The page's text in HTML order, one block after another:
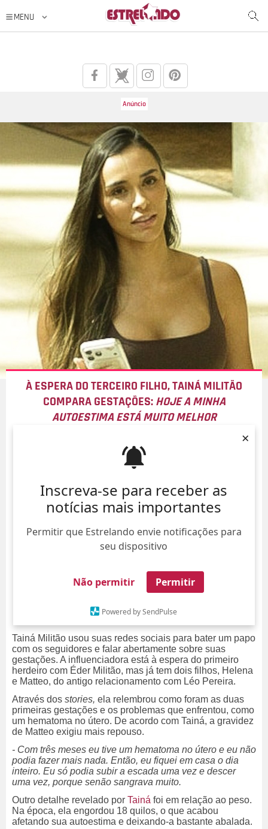
Inscreva-se para receber as
notícias mais importantes
Permitir que Estrelando envie notificações para
seu dispositivo
Não permitir Permitir
Powered by SendPulse
×
À ESPERA DO TERCEIRO FILHO, TAINÁ MILITÃO
COMPARA GESTAÇÕES:HOJE A MINHA
AUTOESTIMA ESTÁ MUITO MELHOR
Tainá Militão usou suas redes sociais para bater um papo
com os seguidores e falar abertamente sobre suas
gestações. A influenciadora está à espera do primeiro
herdeiro com Éder Militão, mas já tem dois filhos, Helena
e Matteo, do antigo relacionamento com Léo Pereira.
Através dos stories, ela relembrou como foram as duas
primeiras gestações e os problemas que enfrentou, como
um hematoma no útero. De acordo com Tainá, a gravidez
de Matteo exigiu mais repouso.
- Com três meses eu tive um hematoma no útero e eu não
podia fazer mais nada. Então, eu fiquei em casa o dia
inteiro. Eu só podia subir a escada uma vez e descer
uma vez, porque senão sangrava muito.
Outro detalhe revelado por Tainá foi em relação ao peso.
Na época, ela engordou 18 quilos, o que acabou
afetando sua autoestima e deixando-a bastante abalada.